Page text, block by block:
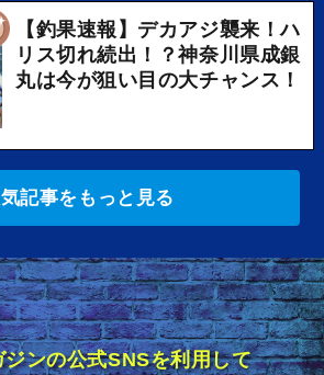
【釣果速報】デカアジ襲来！ハ
リス切れ続出！？神奈川県成銀
丸は今が狙い目の大チャンス！
記事をもっと見る
ジンの公式SNSを利用して